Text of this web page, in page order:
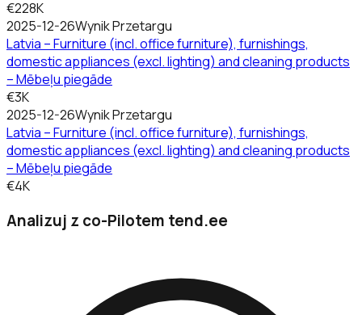
€228K
2025-12-26Wynik Przetargu
Latvia – Furniture (incl. office furniture), furnishings,
domestic appliances (excl. lighting) and cleaning products
– Mēbeļu piegāde
€3K
2025-12-26Wynik Przetargu
Latvia – Furniture (incl. office furniture), furnishings,
domestic appliances (excl. lighting) and cleaning products
– Mēbeļu piegāde
€4K
Analizuj z co-Pilotem tend.ee